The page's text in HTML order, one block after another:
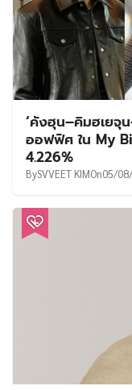
‘คังฮุน–คิมฮเยจุ
ออฟฟิศ ใน My
4.226%
BySVVEET KIMOn05/